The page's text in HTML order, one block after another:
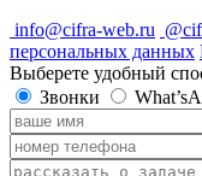
info@cifra-web.ru
персональных данных
Выберете удобный
Звонки